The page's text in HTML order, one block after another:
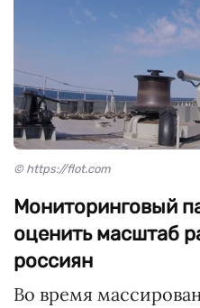
© https://flot.com
Мониторинговый
оценить масштаб
россиян
Во время